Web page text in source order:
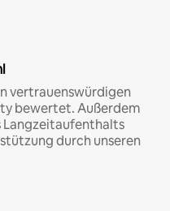
vertrauenswürdigen
bewertet. Außerdem
Langzeitaufenthalts
durch unseren